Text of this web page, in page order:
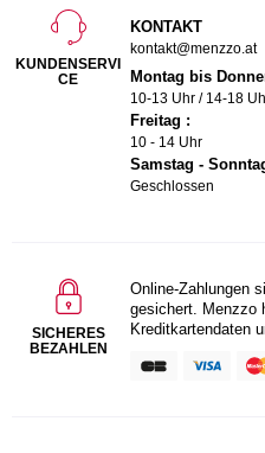
KUNDENSERVI
CE
KONTAKT
kontakt@menzzo.at
Montag bis
10-13 Uhr / 14-18
Freitag :
10 - 14 Uhr
Samstag -
Geschlossen
SICHERES
BEZAHLEN
Online-Zahlungen
gesichert. Menzzo
Kreditkartendaten